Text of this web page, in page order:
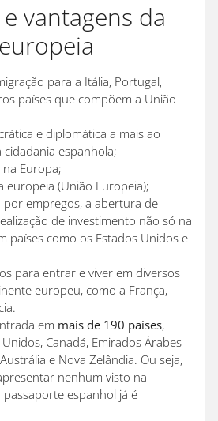
vantagens da
para a Itália, Portugal,
países que compõem a União
e diplomática a mais ao
espanhola;
Europa;
europeia (União Europeia);
por empregos, a abertura de
de investimento não só na
países como os Estados Unidos e
para entrar e viver em diversos
europeu, como a França,
em mais de 190 países,
Canadá, Emirados Árabes
e Nova Zelândia. Ou seja,
nenhum visto na
espanhol já é